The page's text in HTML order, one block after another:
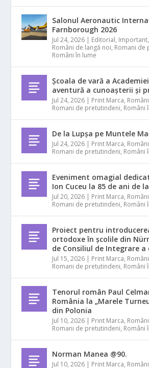
Salonul Aeronautic
Farnborough 2026
Jul 24, 2026 | Editorial, Important,
Români de langă noi, Romani de
Români în lume
Școala de vară a
aventură a cunoașterii și
Jul 24, 2026 | Print Marca,
Romani de pretutindeni, Români
De la Lupșa pe Muntele
Jul 24, 2026 | Print Marca,
Romani de pretutindeni, Români
Eveniment omagial
Ion Cuceu la 85 de ani de
Jul 20, 2026 | Print Marca,
Romani de pretutindeni, Români
Proiect pentru
ortodoxe în școlile din
de Consiliul de Integrare a
Jul 15, 2026 | Print Marca,
Romani de pretutindeni, Români
Tenorul român Paul
România la „Marele
din Polonia
Jul 10, 2026 | Print Marca,
Romani de pretutindeni, Români
Norman Manea @90.
Jul 10, 2026 | Print Marca,